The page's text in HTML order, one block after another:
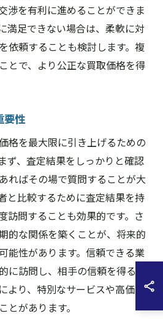
渉を有利に進めることができま
満足できない場合は、柔軟に対
依頼することも検討します。複
とで、より公正な買取価格を得
要性
格を最大限に引き上げるための
ず、査定結果をしっかりと確認
ればその場で質問することが大
と比較するために査定結果を持
訪問することも効果的です。さ
的な関係を築くことが、将来的
能性があります。信頼できる業
に訪問し、相手の信頼を得るよ
より、特別なサービスや高価買
とがあります。